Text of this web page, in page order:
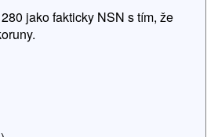
jako fakticky NSN s tím, že